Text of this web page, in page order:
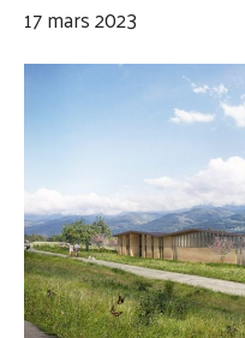
17 mars 2023